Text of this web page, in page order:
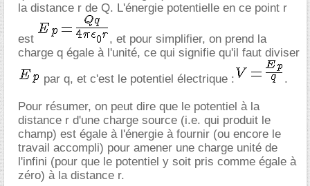
la distance r de Q. L'énergie potentielle en ce point r
est
, et pour simplifier, on prend la
charge q égale à l'unité, ce qui signifie qu'il faut diviser
par q, et c'est le potentiel électrique :
.
Pour résumer, on peut dire que le potentiel à la
distance r d'une charge source (i.e. qui produit le
champ) est égale à l'énergie à fournir (ou encore le
travail accompli) pour amener une charge unité de
l'infini (pour que le potentiel y soit pris comme égale à
zéro) à la distance r.